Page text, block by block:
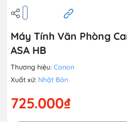
Máy Tính Văn Phòng
ASA HB
Thương hiệu: Canon
Xuất xứ: Nhật Bản
725.000₫